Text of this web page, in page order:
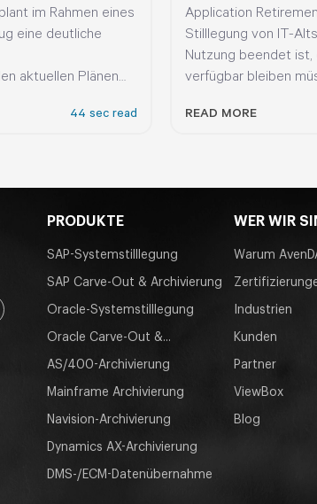
im Rahmen eines
eine deutliche
aktuellen Plänen
44 sec read
Application
Stilllegung von IT-
Nutzung beendet
verfügbar bleiben
READ MORE
PRODUKTE
SAP-Systemstilllegung
SAP Carve-Out & Archivierung
Oracle-Systemstilllegung
Oracle Carve-Out &...
AS/400-Archivierung
Mainframe Archivierung
Navision-Archivierung
Dynamics AX-Archivierung
DMS-/ECM-Datenübernahme
WER WIR
Warum
Industrien
Kunden
Partner
ViewBox
Blog